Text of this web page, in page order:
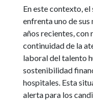
En este contexto,
enfrenta uno de
años recientes, con
continuidad de la
laboral del talento
sostenibilidad
hospitales. Esta
alerta para los